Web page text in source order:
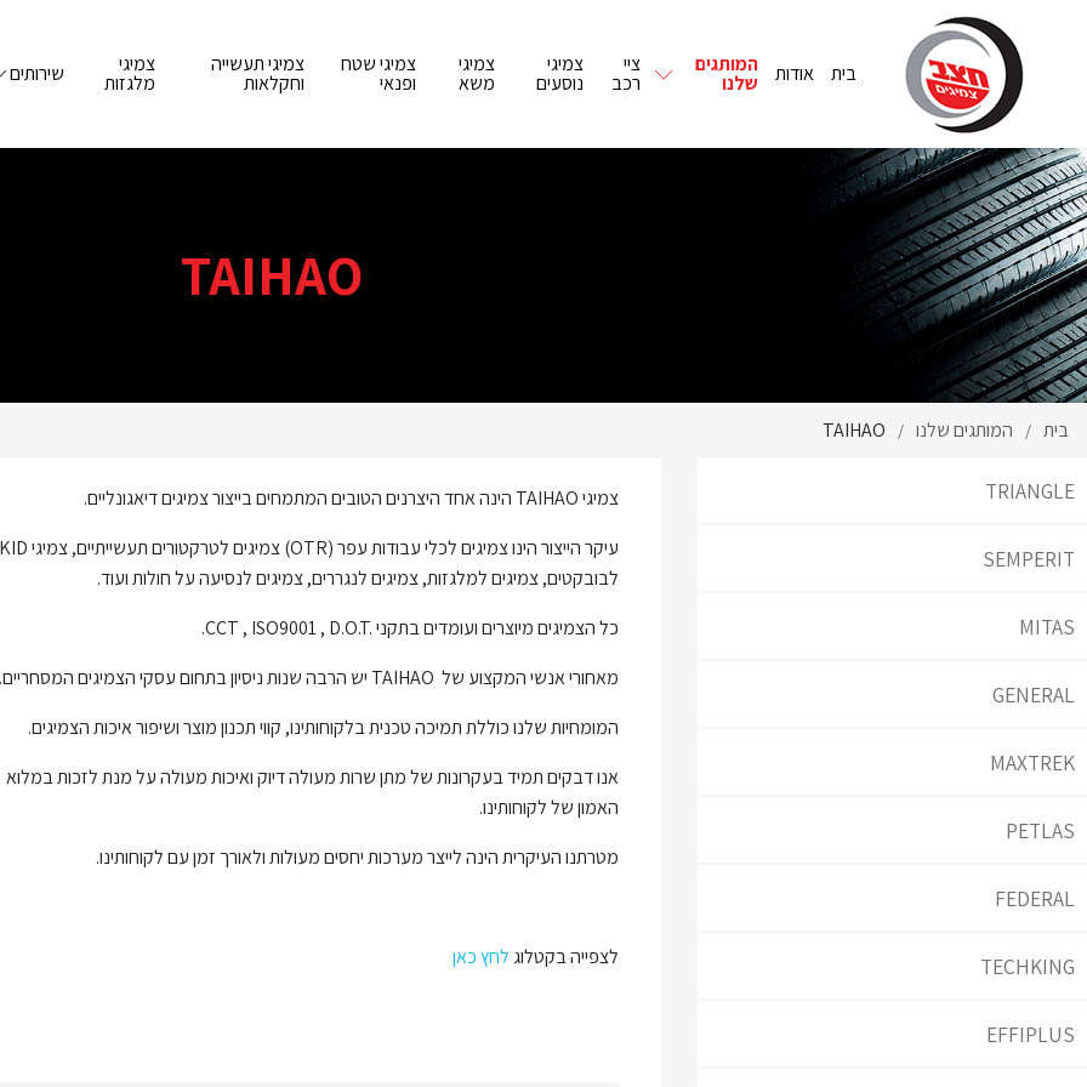
בית אודות המותגים
שלנו
ציי
רכב
צמיגי
נוסעים
צמיגי
משא
צמיגי שטח
ופנאי
צמיגי תעשייה
וחקלאות
צמיגי
מלגזות שירותים
TAIHAO
בית / המותגים שלנו /
TAIHAO
TRIANGLE
SEMPERIT
MITAS
GENERAL
MAXTREK
PETLAS
FEDERAL
TECHKING
EFFIPLUS
צמיגיTAIHAO הינה אחד היצרנים הטובים המתמחים בייצור צמיגים דיאגונליים.
עיקר הייצור הינו צמיגים לכלי עבודות עפר (OTR) צמיגים לטרקטורים תעשייתיים, צמיגי
לבובקטים, צמיגים למלגזות, צמיגים לנגררים, צמיגים לנסיעה על חולות ועוד.
כל הצמיגים מיוצרים ועומדים בתקניD.O.T.
,
ISO9001
,
CCT
.
מאחורי אנשי המקצוע של TAIHAO יש הרבה שנות ניסיון בתחום עסקי הצמיגים המסחריים.
המומחיות שלנו כוללת תמיכה טכנית בלקוחותינו, קווי תכנון מוצר ושיפור איכות הצמיגים.
אנו דבקים תמיד בעקרונות של מתן שרות מעולה דיוק ואיכות מעולה על מנת לזכות במלוא
האמון של לקוחותינו.
מטרתנו העיקרית הינה לייצר מערכות יחסים מעולות ולאורך זמן עם לקוחותינו.
לצפייה בקטלוג לחץ כאן